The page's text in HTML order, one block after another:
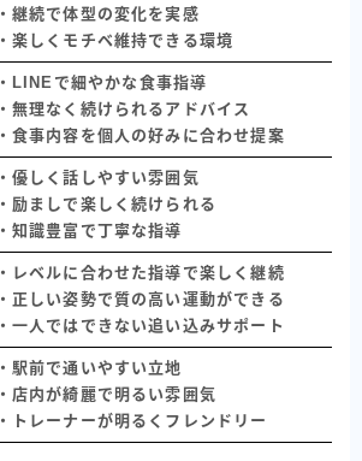
・継続で体型の変化を実感
・楽しくモチベ維持できる環境
・LINEで細やかな食事指導
・無理なく続けられるアドバイス
・食事内容を個人の好みに合わせ提案
・優しく話しやすい雰囲気
・励ましで楽しく続けられる
・知識豊富で丁寧な指導
・レベルに合わせた指導で楽しく継続
・正しい姿勢で質の高い運動ができる
・一人ではできない追い込みサポート
・駅前で通いやすい立地
・店内が綺麗で明るい雰囲気
・トレーナーが明るくフレンドリー